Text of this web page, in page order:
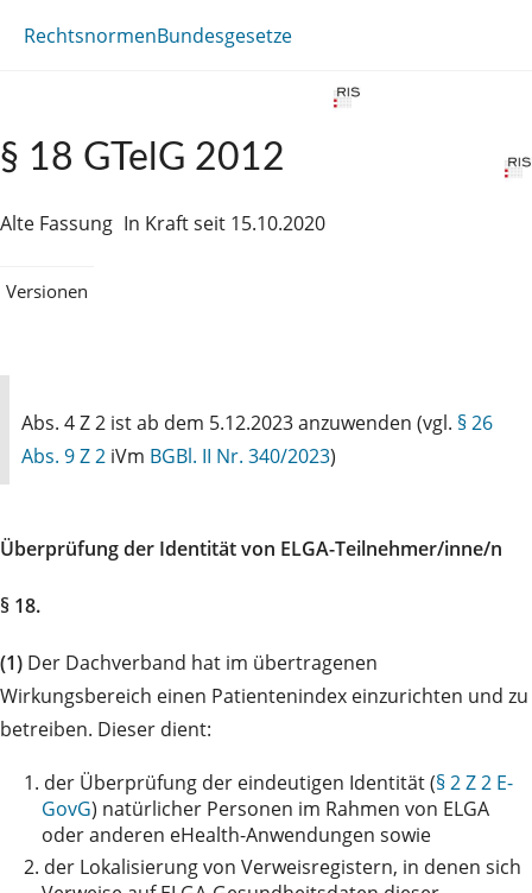
RechtsnormenBundesgesetze
§ 18 GTelG 2012
Alte Fassung In Kraft seit 15.10.2020
Versionen
Abs. 4 Z 2 ist ab dem 5.12.2023 anzuwenden (vgl. § 26
Abs. 9 Z 2 iVm BGBl. II Nr. 340/2023)
Überprüfung der Identität von ELGA-Teilnehmer/inne/n
§ 18.
(1) Der Dachverband hat im übertragenen
Wirkungsbereich einen Patientenindex einzurichten und zu
betreiben. Dieser dient:
1. der Überprüfung der eindeutigen Identität (§ 2 Z 2 E-
GovG) natürlicher Personen im Rahmen von ELGA
oder anderen eHealth-Anwendungen sowie
2. der Lokalisierung von Verweisregistern, in denen sich